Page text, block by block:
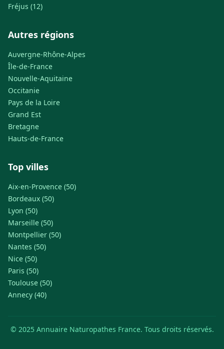
Fréjus (12)
Autres régions
Auvergne-Rhône-Alpes
Île-de-France
Nouvelle-Aquitaine
Occitanie
Pays de la Loire
Grand Est
Bretagne
Hauts-de-France
Top villes
Aix-en-Provence (50)
Bordeaux (50)
Lyon (50)
Marseille (50)
Montpellier (50)
Nantes (50)
Nice (50)
Paris (50)
Toulouse (50)
Annecy (40)
© 2025 Annuaire Naturopathes France. Tous droits réservés.